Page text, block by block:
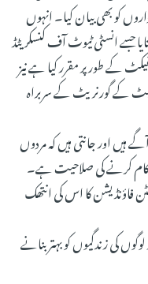
کو بھی بیان کیا۔ انہوں
جسے انسٹی ٹیوٹ آف کنسکریٹڈ
کے طور پر مقرر کیا ہے نیز
کے گورنریٹ کے سربراہ
ہیں اور جانتی ہیں کہ مردوں
کام کرنے کی صلاحیت ہے۔
فاؤنڈیشن کا اس کی انتھک
کی زندگیوں کو بہتر بنانے